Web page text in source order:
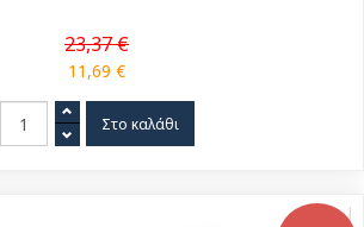
23,37 €
11,69 €